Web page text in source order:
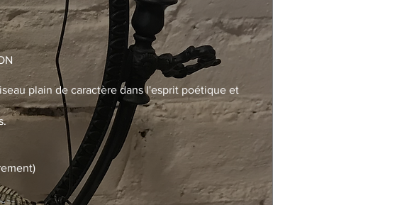
plain de caractère dans l'esprit poétique et